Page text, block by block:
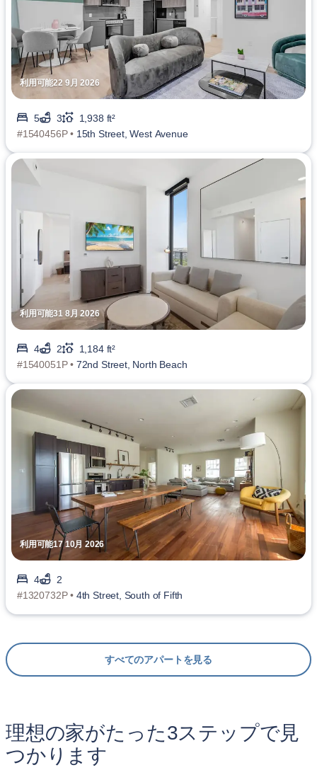
利用可能22 9月 2026
5 3
1,938 ft²
#1540456P • 15th Street, West Avenue
利用可能31 8月 2026
4 2
1,184 ft²
#1540051P • 72nd Street, North Beach
利用可能17 10月 2026
4
2
#1320732P • 4th Street, South of Fifth
すべてのアパートを見る
理想の家がたった3ステップで見
つかります